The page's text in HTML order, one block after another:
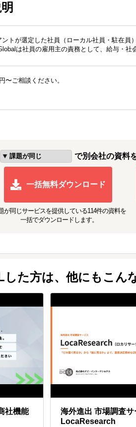
ントが選定した社員（ローカル社員・駐在員
は社員の雇用主の責務として、給与・社
〜ご相談ください。
で別会社の資料
一括無料ダウンロード
が同じサービスを提供している114件の資料を
一括でダウンロードします。
した方は、他にもこん
社機能
海外進出 市場調査サ
LocaResearch